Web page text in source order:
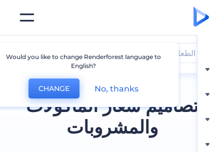
شعار المأكولات
والمشروبات
الطعام و الشرابWould you like to change Renderforest language to
CHANGE No, thanks